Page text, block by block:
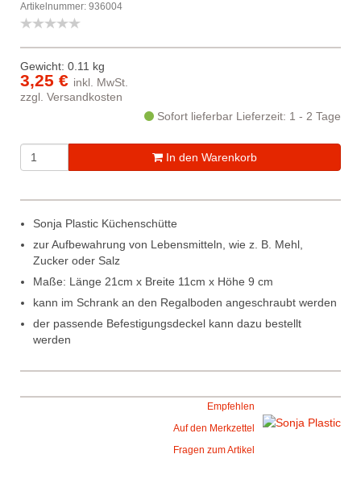
Artikelnummer: 936004
Gewicht: 0.11 kg
3,25 € inkl. MwSt.
zzgl. Versandkosten
Sofort lieferbar Lieferzeit: 1 - 2 Tage
In den Warenkorb
Sonja Plastic Küchenschütte
zur Aufbewahrung von Lebensmitteln, wie z. B. Mehl,
Zucker oder Salz
Maße: Länge 21cm x Breite 11cm x Höhe 9 cm
kann im Schrank an den Regalboden angeschraubt werden
der passende Befestigungsdeckel kann dazu bestellt
werden
Empfehlen
Auf den Merkzettel
Fragen zum Artikel